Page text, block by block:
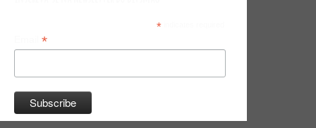
*indicates required
*